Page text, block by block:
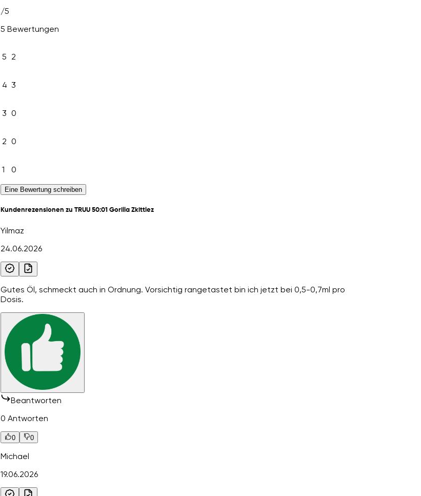
/5
5 Bewertungen
5 2
4 3
3 0
2 0
1 0
Eine Bewertung schreiben
Kundenrezensionen zu TRUU 50:01 Gorilla Zkittlez
Yilmaz
24.06.2026
Gutes Öl, schmeckt auch in Ordnung. Vorsichtig rangetastet bin ich jetzt bei 0,5-0,7ml pro
Dosis.
Beantworten
0 Antworten
0 0
Michael
19.06.2026